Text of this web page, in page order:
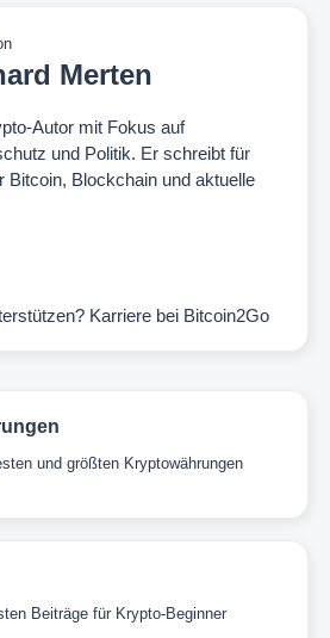
Merten
Autor mit Fokus auf
und Politik. Er schreibt für
Bitcoin, Blockchain und aktuelle
Karriere bei Bitcoin2Go
und größten Kryptowährungen
Beiträge für Krypto-Beginner